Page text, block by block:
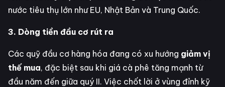
nước tiêu thụ lớn như EU, Nhật Bản và Trung Quốc.
3. Dòng tiền đầu cơ rút ra
Các quỹ đầu cơ hàng hóa đang có xu hướng giảm vị
thế mua, đặc biệt sau khi giá cà phê tăng mạnh từ
đầu năm đến giữa quý II. Việc chốt lời ở vùng đỉnh kỹ